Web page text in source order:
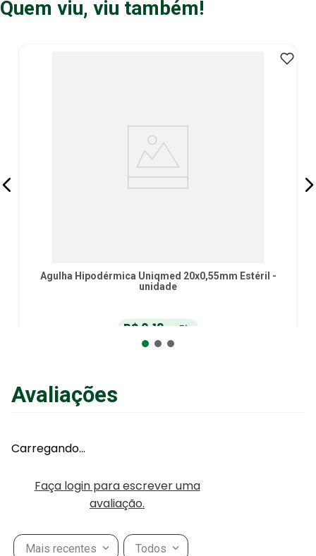
Quem viu, viu também!
Agulha Hipodérmica Uniqmed 20x0,55mm Estéril -
unidade
R$0,19no Pix
0,20em até
Adicionar ao Carrinho
Avaliações
Carregando…
Faça login para escrever uma
avaliação.
Mais recentes Todos